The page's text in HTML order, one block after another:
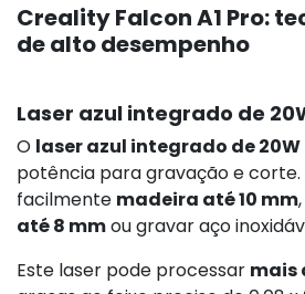
Creality Falcon A1 Pro:
de alto desempenho
Laser azul integrado de
O laser azul integrado de 20W
potência para gravação e
facilmente madeira até 10 mm,
até 8 mmou gravar aço
Este laser pode processar mais